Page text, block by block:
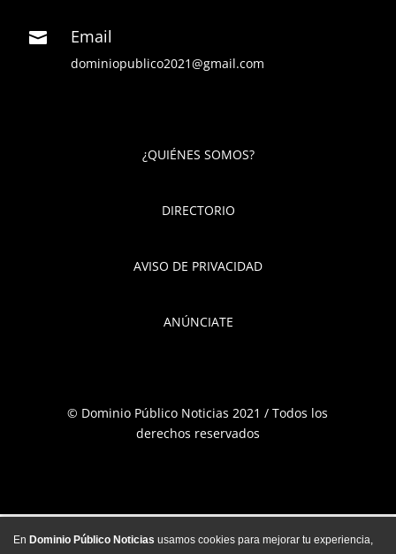
 Email
dominiopublico2021@gmail.com
¿QUIÉNES SOMOS?
DIRECTORIO
AVISO DE PRIVACIDAD
ANÚNCIATE
© Dominio Público Noticias 2021 / Todos los
derechos reservados
En Dominio Público Noticias usamos cookies para mejorar tu experiencia,